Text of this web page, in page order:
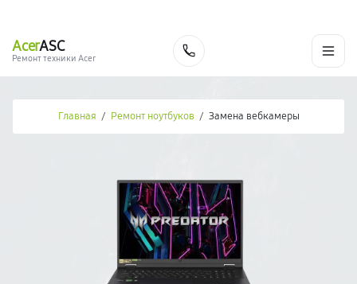
AcerASC
Ремонт техники Acer
Главная / Ремонт ноутбуков / Замена вебкамеры